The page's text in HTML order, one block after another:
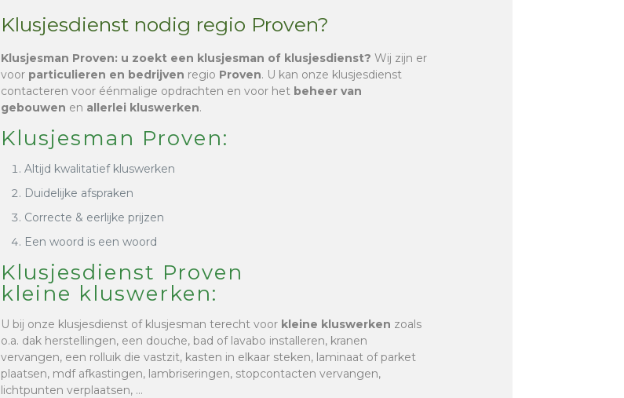
Klusjesdienst nodig regio Proven?
Klusjesman Proven: u zoekt een klusjesman of klusjesdienst? Wij zijn er
voor particulieren en bedrijven regio Proven. U kan onze klusjesdienst
contacteren voor éénmalige opdrachten en voor het beheer van
gebouwen en allerlei kluswerken.
Klusjesman Proven:
Altijd kwalitatief kluswerken
Duidelijke afspraken
Correcte & eerlijke prijzen
Een woord is een woord
Klusjesdienst Proven
kleine kluswerken:
U bij onze klusjesdienst of klusjesman terecht voor kleine kluswerken zoals
o.a. dak herstellingen, een douche, bad of lavabo installeren, kranen
vervangen, een rolluik die vastzit, kasten in elkaar steken, laminaat of parket
plaatsen, mdf afkastingen, lambriseringen, stopcontacten vervangen,
lichtpunten verplaatsen, …